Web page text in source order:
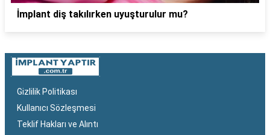
İmplant diş takılırken uyuşturulur mu?
Gizlilik Politikası
Kullanıcı Sözleşmesi
Teklif Hakları ve Alıntı